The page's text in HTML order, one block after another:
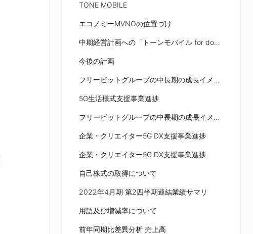
TONE MOBILE
エコノミーMVNOの位置づけ
中期経営計画への「トーンモバイル for docomo」の貢献
今後の計画
フリービットグループの中⻑期の成⻑イメージ
5G⽣活様式⽀援事業進捗
フリービットグループの中⻑期の成⻑イメージ
企業・クリエイター5G DX⽀援事業進捗
企業・クリエイター5G DX⽀援事業進捗
⾃⼰株式の取得について
2022年4⽉期 第2四半期連結業績サマリ
⽤語及び増減率について
前年同期⽐差異分析 売上⾼